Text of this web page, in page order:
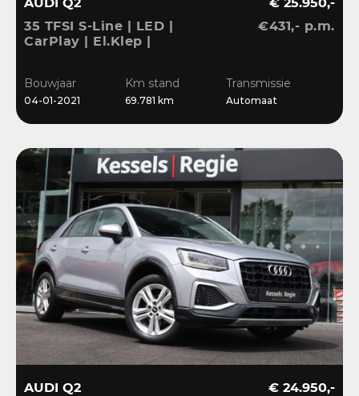
AUDI Q2
35 TFSI S-Line | LED |
CarPlay | El.Klep |
€ 25.950,-
€431,- p.m.
Bouwjaar
04-01-2021
Km stand
69.781 km
Transmissie
Automaat
AUDI Q2
€ 24.950,-